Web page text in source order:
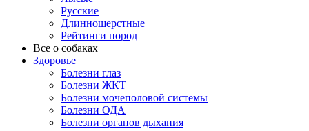
Русские
Длинношерстные
Рейтинги пород
Все о собаках
Здоровье
Болезни глаз
Болезни ЖКТ
Болезни мочеполовой системы
Болезни ОДА
Болезни органов дыхания